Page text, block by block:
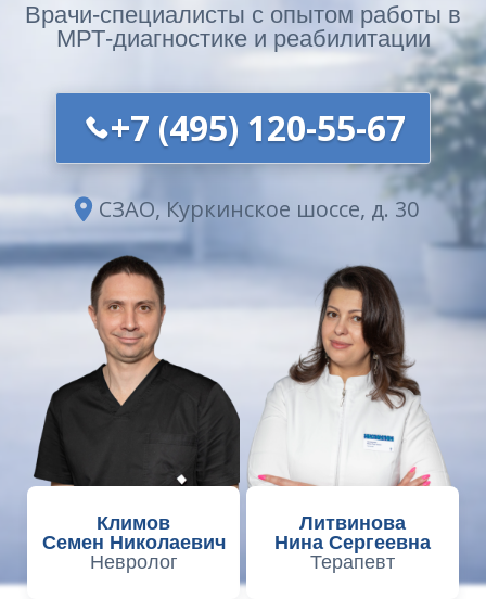
Врачи-специалисты с опытом работы в
МРТ-диагностике и реабилитации
+7 (495) 120-55-67
СЗАО, Куркинское шоссе, д. 30
Климов
Семен Николаевич
Невролог
Литвинова
Нина Сергеевна
Терапевт